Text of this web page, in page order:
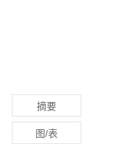
摘要
图/表